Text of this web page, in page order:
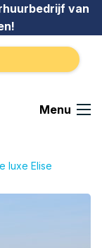
van
Menu
luxe Elise